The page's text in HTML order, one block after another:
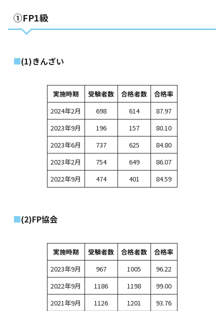
①FP1級
(1)きんざい
実施時期 受験者数 合格者数
合格率
2024年2月
698 614
87.97
2023年9月
196 157
80.10
2023年6月
737 625
84.80
2023年2月
754 649
86.07
2022年9月
474 401 84.59
(2)FP協会
実施時期 受験者数 合格者数
合格率
2023年9月
967 1005
96.22
2022年9月
1186 1198
99.00
2021年9月
1126 1201
93.76